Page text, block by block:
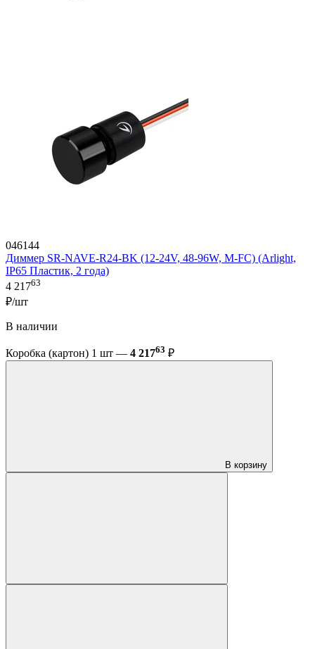
046144
Диммер SR-NAVE-R24-BK (12-24V, 48-96W, M-FC) (Arlight,
IP65 Пластик, 2 года)
4 21763
₽/шт
В наличии
Коробка (картон) 1 шт — 4 21763 ₽
В корзину